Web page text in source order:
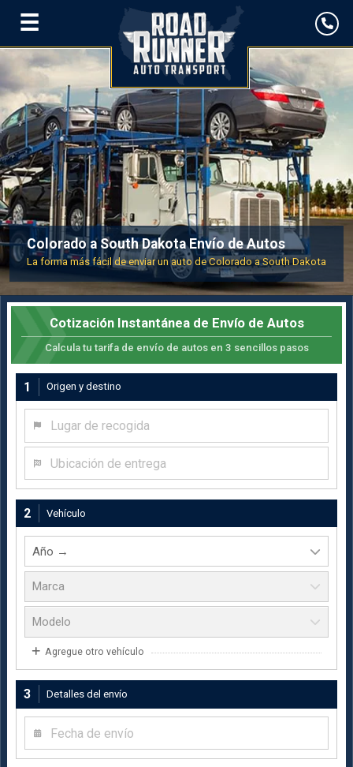
☰
Colorado a South Dakota Envío de Autos
La forma más fácil de enviar un auto de Colorado a South Dakota
Cotización Instantánea de Envío de Autos
Calcula tu tarifa de envío de autos en 3 sencillos pasos
1 Origen y destino
2 Vehículo
Agregue otro vehículo
3 Detalles del envío